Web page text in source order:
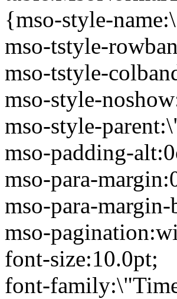
{mso-style-
mso-tstyle-
mso-tstyle-
mso-style-
mso-style-
mso-padding-
mso-para-
mso-para-
mso-
font-size:10.0pt;
font-